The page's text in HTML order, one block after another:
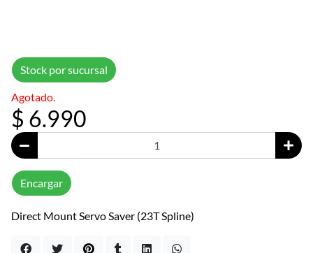
Stock por sucursal
Agotado.
$ 6.990
Encargar
Direct Mount Servo Saver (23T Spline)